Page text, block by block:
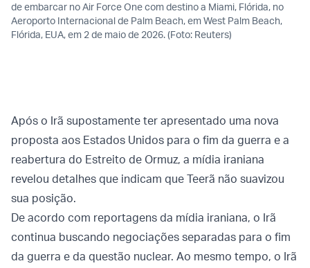
de embarcar no Air Force One com destino a Miami, Flórida, no
Aeroporto Internacional de Palm Beach, em West Palm Beach,
Flórida, EUA, em 2 de maio de 2026. (Foto: Reuters)
Após o Irã supostamente ter apresentado uma nova
proposta aos Estados Unidos para o fim da guerra e a
reabertura do Estreito de Ormuz, a mídia iraniana
revelou detalhes que indicam que Teerã não suavizou
sua posição.
De acordo com reportagens da mídia iraniana, o Irã
continua buscando negociações separadas para o fim
da guerra e da questão nuclear. Ao mesmo tempo, o Irã